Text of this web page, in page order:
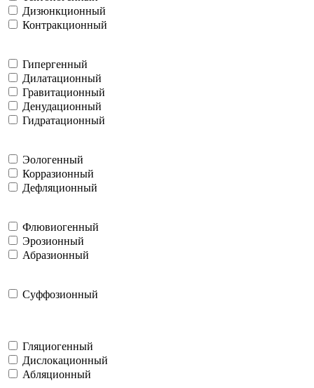
Дизюнкционный
Контракционный
Гипергенный
Дилатационный
Гравитационный
Денудационный
Гидратационный
Эологенный
Корразионный
Дефляционный
Флювиогенный
Эрозионный
Абразионный
Суффозионный
Гляциогенный
Дислокационный
Абляционный